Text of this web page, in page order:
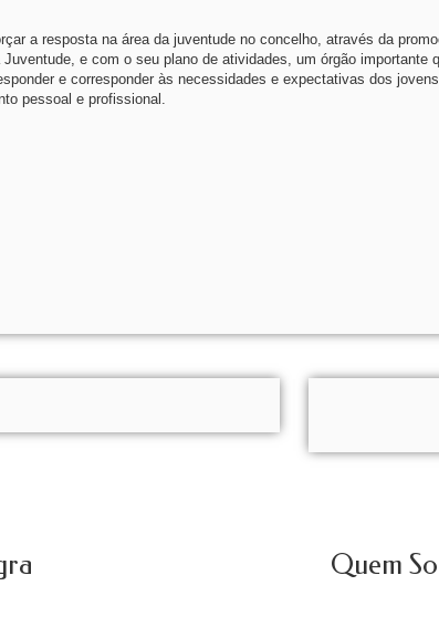
a resposta na área da juventude no concelho, através da
e com o seu plano de atividades, um órgão importante
e corresponder às necessidades e expectativas dos
pessoal e profissional.
Quem